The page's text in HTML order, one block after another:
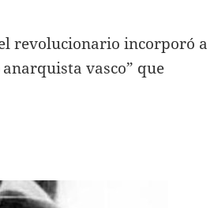
revolucionario incorporó a
vasco” que